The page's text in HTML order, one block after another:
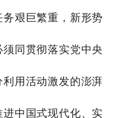
艰巨繁重，新形势
同贯彻落实党中央
用活动激发的澎湃
中国式现代化、实